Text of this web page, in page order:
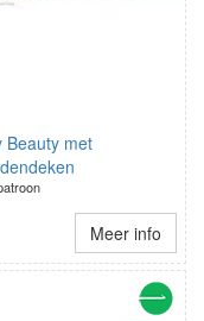
Beauty met
Meer info